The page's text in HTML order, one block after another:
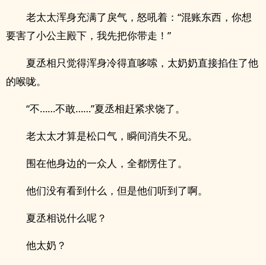
老太太浑身充满了戾气，怒吼着：“混账东西，你想
要害了小公主殿下，我先把你带走！”
夏丞相只觉得浑身冷得直哆嗦，太奶奶直接掐住了他
的喉咙。
“不……不敢……”夏丞相赶紧求饶了。
老太太才算是松口气，瞬间消失不见。
围在他身边的一众人，全都愣住了。
他们没有看到什么，但是他们听到了啊。
夏丞相说什么呢？
他太奶？